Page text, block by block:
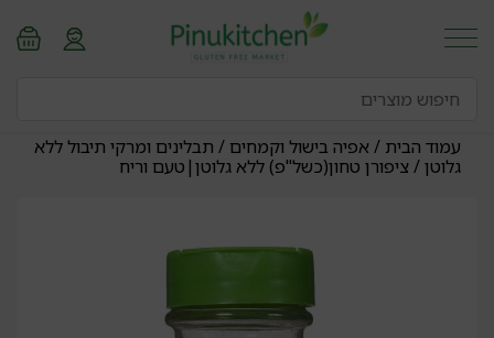
עמוד הבית /אפיה בישול וקמחים / תבלינים ומרקי תיבול ללא
גלוטן/ ציפורן טחון(כשל"פ) ללא גלוטן|טעם וריח